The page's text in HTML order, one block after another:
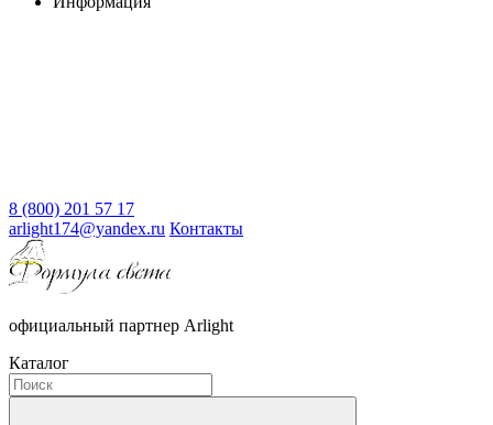
8 (800) 201 57 17
arlight174@yandex.ru Контакты
официальный партнер Arlight
Каталог